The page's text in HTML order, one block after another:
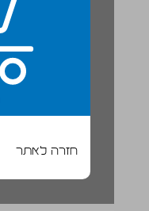
חזרה לאתר
השנה העברית - שׁנת ירח ... 17